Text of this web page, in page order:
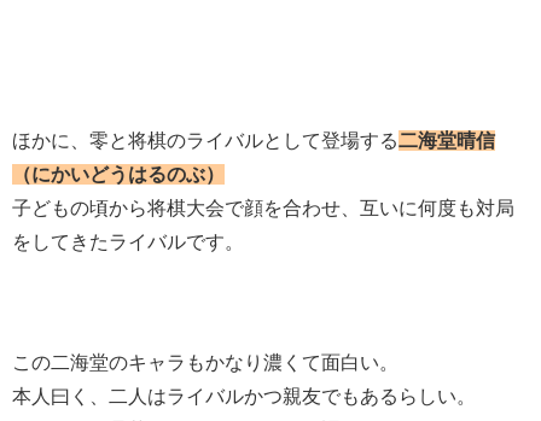
ほかに、零と将棋のライバルとして登場する二海堂晴信
（にかいどうはるのぶ）
子どもの頃から将棋大会で顔を合わせ、互いに何度も対局
をしてきたライバルです。
この二海堂のキャラもかなり濃くて面白い。
本人曰く、二人はライバルかつ親友でもあるらしい。